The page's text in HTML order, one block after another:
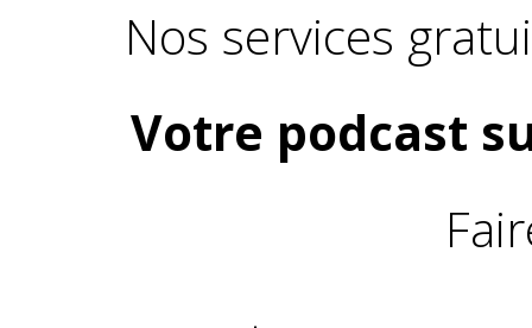
Nos services
Votre podcast